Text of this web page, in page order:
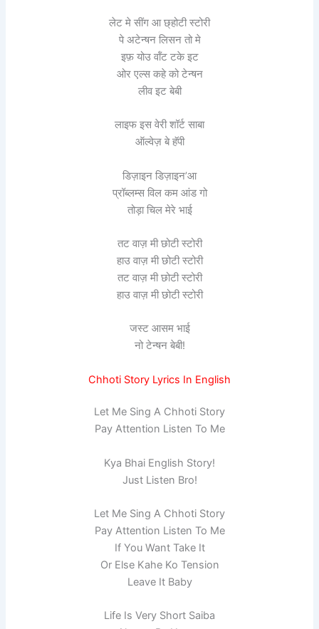
लेट मे सींग आ छ्होटी स्टोरी
पे अटेन्षन लिसन तो मे
इफ़ योउ वॉंट टके इट
ओर एल्स कहे को टेन्षन
लीव इट बेबी
लाइफ इस वेरी शॉर्ट साबा
ऑल्वेज़ बे हॅपी
डिज़ाइन डिज़ाइन’आ
प्रॉब्लम्स विल कम आंड गो
तोड़ा चिल मेरे भाई
तट वाज़ मी छोटी स्टोरी
हाउ वाज़ मी छोटी स्टोरी
तट वाज़ मी छोटी स्टोरी
हाउ वाज़ मी छोटी स्टोरी
जस्ट आसम भाई
नो टेन्षन बेबी!
Chhoti Story Lyrics In English
Let Me Sing A Chhoti Story
Pay Attention Listen To Me
Kya Bhai English Story!
Just Listen Bro!
Let Me Sing A Chhoti Story
Pay Attention Listen To Me
If You Want Take It
Or Else Kahe Ko Tension
Leave It Baby
Life Is Very Short Saiba